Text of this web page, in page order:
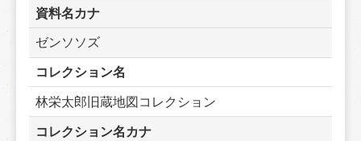
資料名カナ
ゼンソソズ
コレクション名
林栄太郎旧蔵地図コレクション
コレクション名カナ